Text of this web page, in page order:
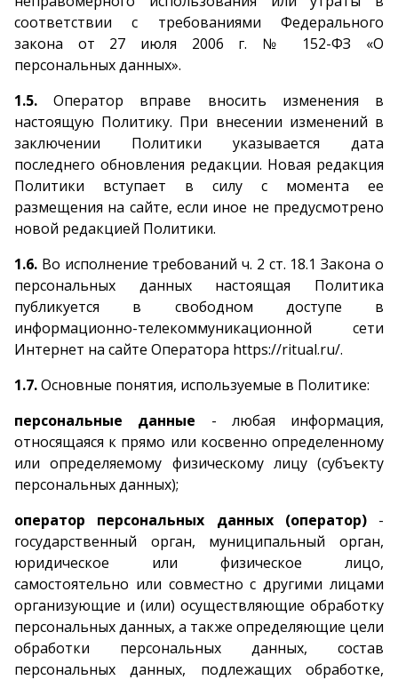
соответствии с требованиями Федерального
закона от 27 июля 2006 г. № 152-ФЗ «О
персональных данных».
1.5.Оператор вправе вносить изменения в
настоящую Политику. При внесении изменений в
заключении Политики указывается дата
последнего обновления редакции. Новая редакция
Политики вступает в силу с момента ее
размещения на сайте, если иное не предусмотрено
новой редакцией Политики.
1.6. Во исполнение требований ч. 2 ст. 18.1 Закона о
персональных данных настоящая Политика
публикуется в свободном доступе в
информационно-телекоммуникационной сети
Интернет на сайте Оператора https://ritual.ru/.
1.7.Основные понятия, используемые в Политике:
персональные данные - любая информация,
относящаяся к прямо или косвенно определенному
или определяемому физическому лицу (субъекту
персональных данных);
оператор персональных данных (оператор)-
государственный орган, муниципальный орган,
юридическое или физическое лицо,
самостоятельно или совместно с другими лицами
организующие и (или) осуществляющие обработку
персональных данных, а также определяющие цели
обработки персональных данных, состав
персональных данных, подлежащих обработке,